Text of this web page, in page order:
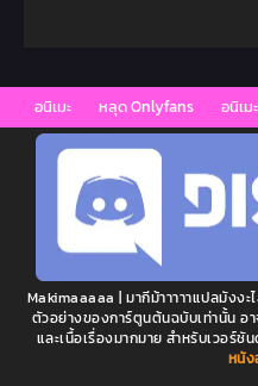
อนิเมะ หลุด Onlyfans อนิเม
Makimaaaaa | มากีม้าาาาาแปลมังง
ตัวอย่างของการ์ตูนต้นฉบับเท่านั้น อ
และเนื้อเรื่องมากมาย สำหรับเวอร์
หนัง